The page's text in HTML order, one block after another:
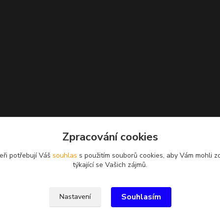
Zpracování cookies
potřebují Váš souhlas s použitím souborů cookies, aby Vám mohli
týkající se Vašich zájmů.
Nastavení Souhlasím